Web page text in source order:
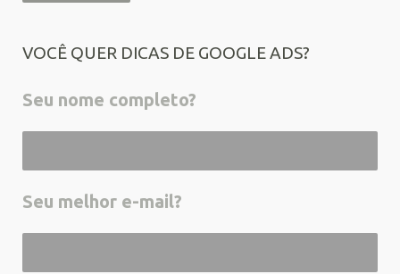
VOCÊ QUER DICAS DE GOOGLE ADS?
Seu nome completo?
Seu melhor e-mail?